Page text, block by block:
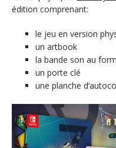
édition comprenant:
le jeu en version
un artbook
la bande son au
un porte clé
une planche